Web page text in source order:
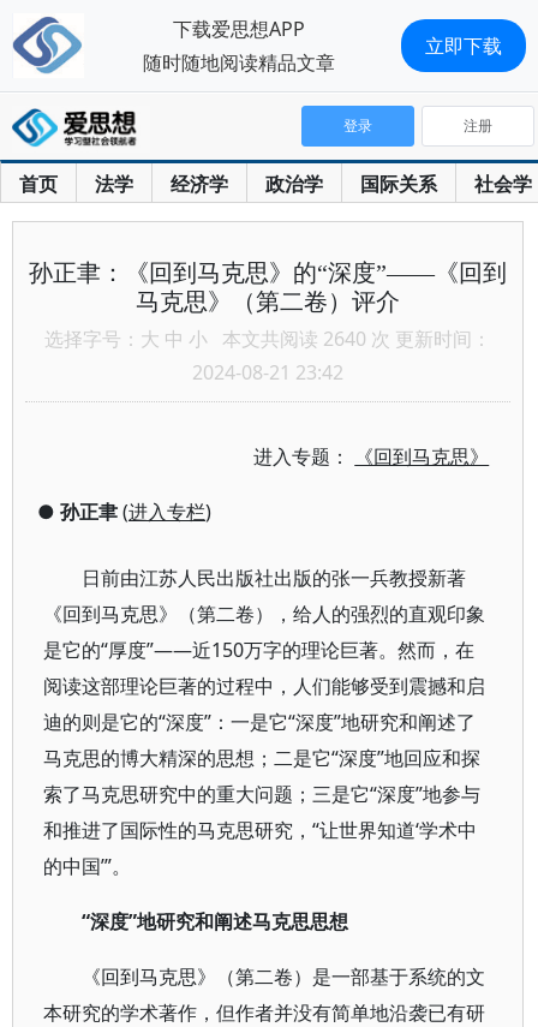
首页 法学 经济学 政治学 国际关系 社会学
登录 注册
孙正聿：《回到马克思》的“深度”——《回到
马克思》（第二卷）评介
选择字号： 大 中 小 本文共阅读 2640 次 更新时间：
2024-08-21 23:42
进入专题： 《回到马克思》
● 孙正聿(进入专栏)
日前由江苏人民出版社出版的张一兵教授新著
《回到马克思》（第二卷），给人的强烈的直观印象
是它的“厚度”——近150万字的理论巨著。然而，在
阅读这部理论巨著的过程中，人们能够受到震撼和启
迪的则是它的“深度”：一是它“深度”地研究和阐述了
马克思的博大精深的思想；二是它“深度”地回应和探
索了马克思研究中的重大问题；三是它“深度”地参与
和推进了国际性的马克思研究，“让世界知道‘学术中
的中国’”。
“深度”地研究和阐述马克思思想
《回到马克思》（第二卷）是一部基于系统的文
本研究的学术著作，但作者并没有简单地沿袭已有研
下载爱思想APP
随时随地阅读精品文章
立即下载